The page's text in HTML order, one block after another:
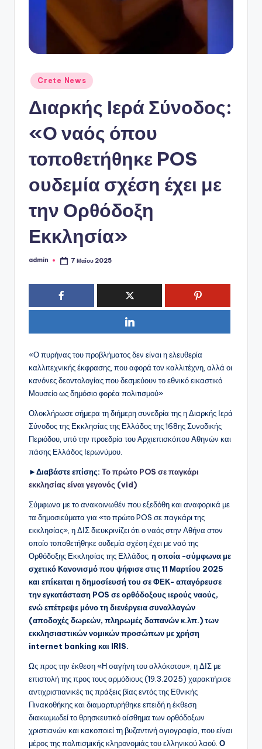
Αναρτήθηκε
σε
Crete News
Διαρκής Ιερά Σύνοδος:
«Ο ναός όπου
τοποθετήθηκε POS
ουδεμία σχέση έχει με
την Ορθόδοξη
Εκκλησία»
Συγγραφέας:
admin 7 Μαΐου 2025
«Ο πυρήνας του προβλήματος δεν είναι η ελευθερία
καλλιτεχνικής έκφρασης, που αφορά τον καλλιτέχνη, αλλά οι
κανόνες δεοντολογίας που δεσμεύουν το εθνικό εικαστικό
Μουσείο ως δημόσιο φορέα πολιτισμού»
Ολοκλήρωσε σήμερα τη διήμερη συνεδρία της η Διαρκής Ιερά
Σύνοδος της Εκκλησίας της Ελλάδος της 168ης Συνοδικής
Περιόδου, υπό την προεδρία του Αρχιεπισκόπου Αθηνών και
πάσης Ελλάδος Ιερωνύμου.
►Διαβάστε επίσης: Το πρώτο POS σε παγκάρι
εκκλησίας είναι γεγονός (vid)
Σύμφωνα με το ανακοινωθέν που εξεδόθη και αναφορικά με
τα δημοσιεύματα για «το πρώτο POS σε παγκάρι της
εκκλησίας», η ΔΙΣ διευκρινίζει ότι ο ναός στην Αθήνα στον
οποίο τοποθετήθηκε ουδεμία σχέση έχει με ναό της
Ορθόδοξης Εκκλησίας της Ελλάδος, η οποία -σύμφωνα με
σχετικό Κανονισμό που ψήφισε στις 11 Μαρτίου 2025
και επίκειται η δημοσίευσή του σε ΦΕΚ- απαγόρευσε
την εγκατάσταση POS σε ορθόδοξους ιερούς ναούς,
ενώ επέτρεψε μόνο τη διενέργεια συναλλαγών
(αποδοχές δωρεών, πληρωμές δαπανών κ.λπ.) των
εκκλησιαστικών νομικών προσώπων με χρήση
internet banking και IRIS.
Ως προς την έκθεση «Η σαγήνη του αλλόκοτου», η ΔΙΣ με
επιστολή της προς τους αρμόδιους (19.3.2025) χαρακτήρισε
αντιχριστιανικές τις πράξεις βίας εντός της Εθνικής
Πινακοθήκης και διαμαρτυρήθηκε επειδή η έκθεση
διακωμωδεί το θρησκευτικό αίσθημα των ορθόδοξων
χριστιανών και κακοποιεί τη βυζαντινή αγιογραφία, που είναι
μέρος της πολιτισμικής κληρονομιάς του ελληνικού λαού. Ο